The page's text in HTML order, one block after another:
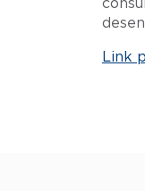
Link